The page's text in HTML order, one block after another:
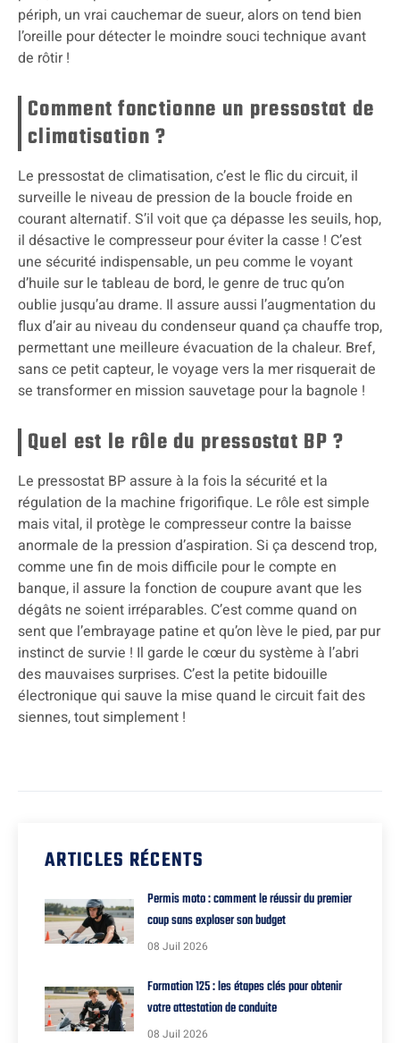
périph, un vrai cauchemar de sueur, alors on tend bien
l’oreille pour détecter le moindre souci technique avant
de rôtir !
Comment fonctionne un pressostat de
climatisation ?
Le pressostat de climatisation, c’est le flic du circuit, il
surveille le niveau de pression de la boucle froide en
courant alternatif. S’il voit que ça dépasse les seuils, hop,
il désactive le compresseur pour éviter la casse ! C’est
une sécurité indispensable, un peu comme le voyant
d’huile sur le tableau de bord, le genre de truc qu’on
oublie jusqu’au drame. Il assure aussi l’augmentation du
flux d’air au niveau du condenseur quand ça chauffe trop,
permettant une meilleure évacuation de la chaleur. Bref,
sans ce petit capteur, le voyage vers la mer risquerait de
se transformer en mission sauvetage pour la bagnole !
Quel est le rôle du pressostat BP ?
Le pressostat BP assure à la fois la sécurité et la
régulation de la machine frigorifique. Le rôle est simple
mais vital, il protège le compresseur contre la baisse
anormale de la pression d’aspiration. Si ça descend trop,
comme une fin de mois difficile pour le compte en
banque, il assure la fonction de coupure avant que les
dégâts ne soient irréparables. C’est comme quand on
sent que l’embrayage patine et qu’on lève le pied, par pur
instinct de survie ! Il garde le cœur du système à l’abri
des mauvaises surprises. C’est la petite bidouille
électronique qui sauve la mise quand le circuit fait des
siennes, tout simplement !
ARTICLES RÉCENTS
Permis moto : comment le réussir du premier
coup sans exploser son budget
08 Juil 2026
Formation 125 : les étapes clés pour obtenir
votre attestation de conduite
08 Juil 2026